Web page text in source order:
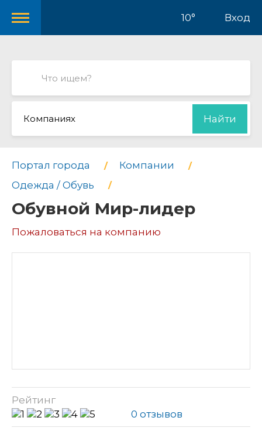
10° Вход
Компаниях Найти
Портал города
Компании
Одежда / Обувь
Обувной Мир-лидер
Пожаловаться на компанию
Рейтинг
0 отзывов